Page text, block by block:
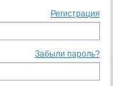
Регистрация
Забыли пароль?